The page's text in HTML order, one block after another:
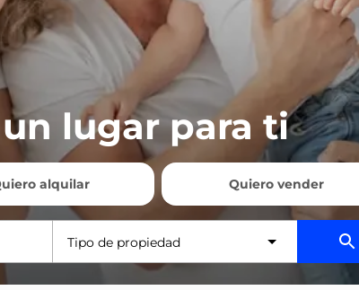
lugar para ti
alquilar Quiero vender
Tipo de propiedad